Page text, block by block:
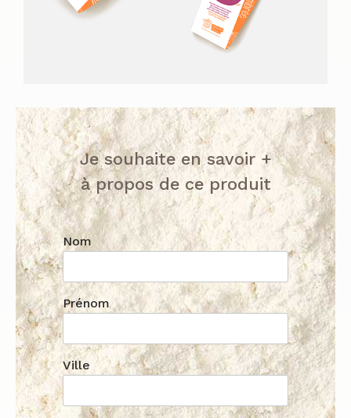
Je souhaite en savoir +
à propos de ce produit
Nom
Prénom
Ville